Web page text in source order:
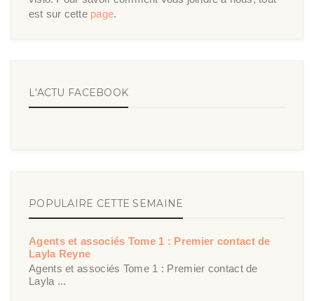
est sur cette page.
L'ACTU FACEBOOK
POPULAIRE CETTE SEMAINE
Agents et associés Tome 1 : Premier contact de
Layla Reyne
Agents et associés Tome 1 : Premier contact de
Layla ...